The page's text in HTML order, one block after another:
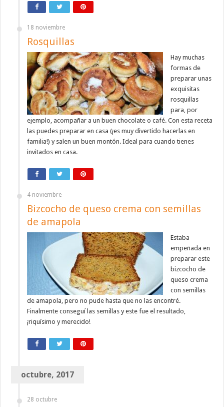
18 noviembre
Rosquillas
Hay muchas
formas de
preparar unas
exquisitas
rosquillas
para, por
ejemplo, acompañar a un buen chocolate o café. Con esta receta
las puedes preparar en casa (¡es muy divertido hacerlas en
familia!) y salen un buen montón. Ideal para cuando tienes
invitados en casa.
4 noviembre
Bizcocho de queso crema con semillas
de amapola
Estaba
empeñada en
preparar este
bizcocho de
queso crema
con semillas
de amapola, pero no pude hasta que no las encontré.
Finalmente conseguí las semillas y este fue el resultado,
¡riquísimo y merecido!
octubre, 2017
28 octubre